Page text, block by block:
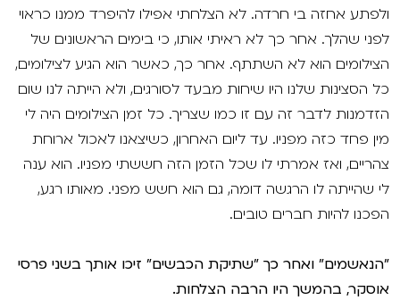
ולפתע אחזה בי חרדה. לא הצלחתי אפילו להיפרד ממנו כראוי
לפני שהלך. אחר כך לא ראיתי אותו, כי בימים הראשונים של
הצילומים הוא לא השתתף. אחר כך, כאשר הוא הגיע לצילומים,
כל הסצינות שלנו היו שיחות מבעד לסורגים, ולא הייתה לנו שום
הזדמנות לדבר זה עם זו כמו שצריך. כל זמן הצילומים היה לי
מין פחד כזה מפניו. עד ליום האחרון, כשיצאנו לאכול ארוחת
צהריים, ואז אמרתי לו שכל הזמן הזה חששתי מפניו. הוא ענה
לי שהייתה לו הרגשה דומה, גם הוא חשש מפני. מאותו רגע,
הפכנו להיות חברים טובים.
"הנאשמים" ואחר כך "שתיקת הכבשים" זיכו אותך בשני פרסי
אוסקר, בהמשך היו הרבה הצלחות.